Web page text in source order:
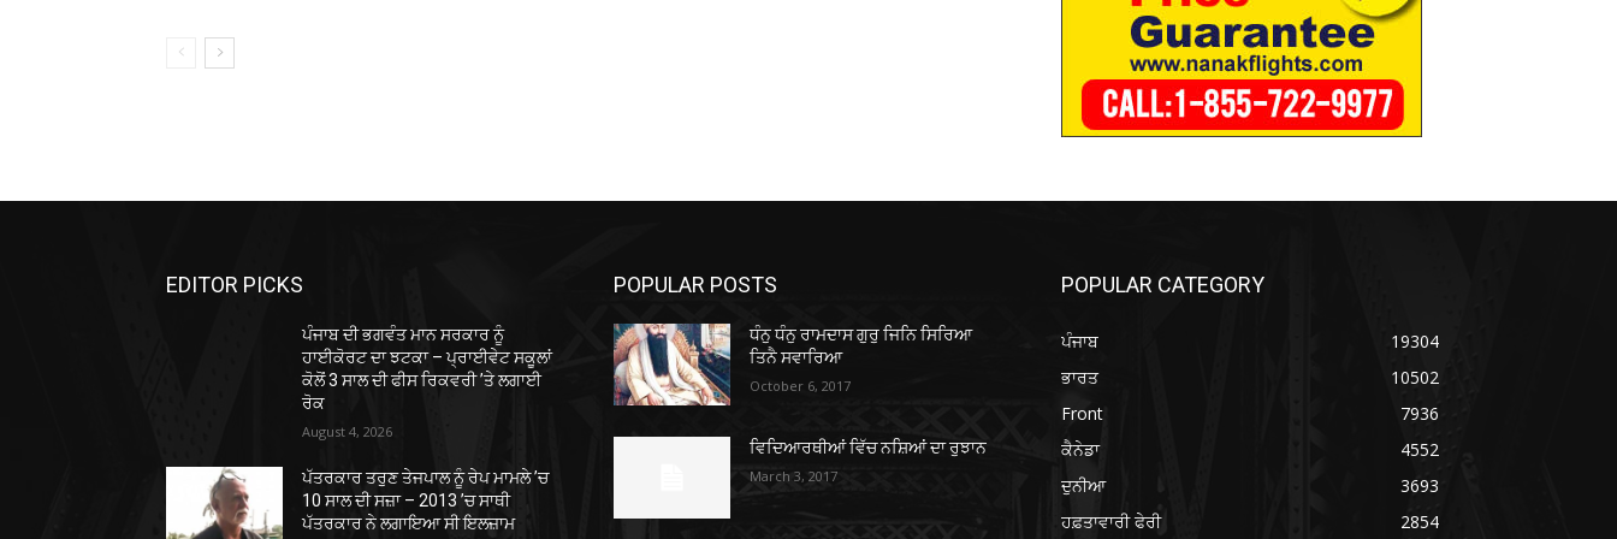
EDITOR PICKS
ਪੰਜਾਬ ਦੀ ਭਗਵੰਤ ਮਾਨ ਸਰਕਾਰ ਨੂੰ
ਹਾਈਕੋਰਟ ਦਾ ਝਟਕਾ – ਪ੍ਰਾਈਵੇਟ ਸਕੂਲਾਂ
ਕੋਲੋਂ 3 ਸਾਲ ਦੀ ਫੀਸ ਰਿਕਵਰੀ ’ਤੇ ਲਗਾਈ
ਰੋਕ
August 4, 2026
ਪੱਤਰਕਾਰ ਤਰੁਣ ਤੇਜਪਾਲ ਨੂੰ ਰੇਪ ਮਾਮਲੇ ’ਚ
10 ਸਾਲ ਦੀ ਸਜ਼ਾ – 2013 ’ਚ ਸਾਥੀ
ਪੱਤਰਕਾਰ ਨੇ ਲਗਾਇਆ ਸੀ ਇਲਜ਼ਾਮ
POPULAR POSTS
ਧੰਨੁ ਧੰਨੁ ਰਾਮਦਾਸ ਗੁਰੁ ਜਿਨਿ ਸਿਰਿਆ
ਤਿਨੈ ਸਵਾਰਿਆ
October 6, 2017
ਵਿਦਿਆਰਥੀਆਂ ਵਿੱਚ ਨਸ਼ਿਆਂ ਦਾ ਰੁਝਾਨ
March 3, 2017
POPULAR CATEGORY
ਪੰਜਾਬ
19304
ਭਾਰਤ
10502
Front
7936
ਕੈਨੇਡਾ
4552
ਦੁਨੀਆ
3693
ਹਫ਼ਤਾਵਾਰੀ ਫੇਰੀ
2854